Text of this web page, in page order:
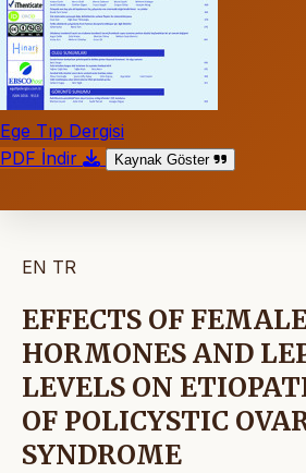
Ege Tıp Dergisi
PDF İndir
Kaynak Göster
EN TR
EFFECTS OF
HORMONES AND
LEVELS ON
OF POLICYSTIC
SYNDROME